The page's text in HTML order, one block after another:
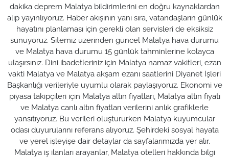
dakika deprem Malatya bildirimlerini en doğru kaynaklardan
alıp yayınlıyoruz. Haber akışının yanı sıra, vatandaşların günlük
hayatını planlaması için gerekli olan servisleri de eksiksiz
sunuyoruz. Sitemiz üzerinden güncel Malatya hava durumu
ve Malatya hava durumu 15 günlük tahminlerine kolayca
ulaşırsınız. Dini ibadetleriniz için Malatya namaz vakitleri, ezan
vakti Malatya ve Malatya akşam ezanı saatlerini Diyanet İşleri
Başkanlığı verileriyle uyumlu olarak paylaşıyoruz. Ekonomi ve
piyasa takipçileri için Malatya altın fiyatları, Malatya altın fiyatı
ve Malatya canlı altın fiyatları verilerini anlık grafiklerle
yansıtıyoruz. Bu verileri oluştururken Malatya kuyumcular
odası duyurularını referans alıyoruz. Şehirdeki sosyal hayata
ve yerel işleyişe dair detaylar da sayfalarımızda yer alır.
Malatya iş ilanları arayanlar, Malatya otelleri hakkında bilgi